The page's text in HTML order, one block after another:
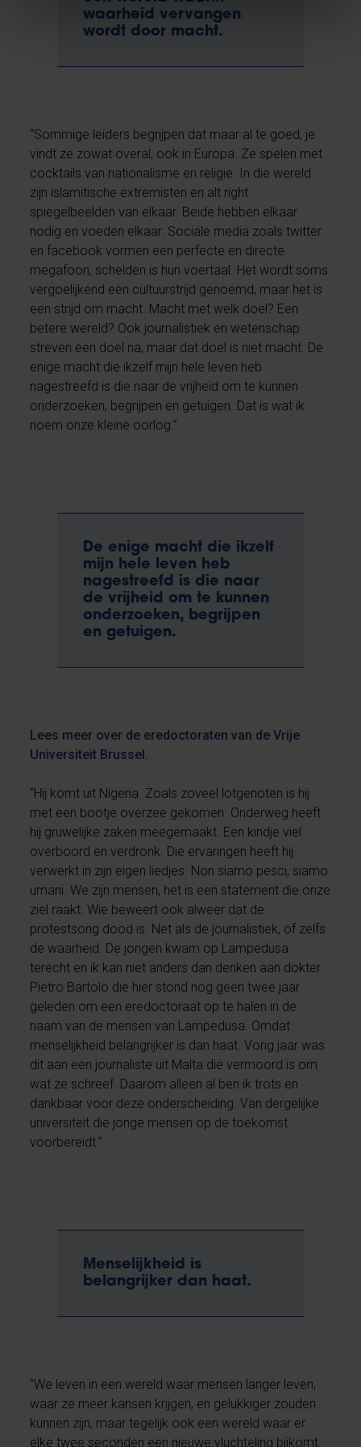
waarheid vervangen
wordt door macht.
“Sommige leiders begrijpen dat maar al te goed, je
vindt ze zowat overal, ook in Europa. Ze spelen met
cocktails van nationalisme en religie. In die wereld
zijn islamitische extremisten en alt right
spiegelbeelden van elkaar. Beide hebben elkaar
nodig en voeden elkaar. Sociale media zoals twitter
en facebook vormen een perfecte en directe
megafoon, schelden is hun voertaal. Het wordt soms
vergoelijkend een cultuurstrijd genoemd, maar het is
een strijd om macht. Macht met welk doel? Een
betere wereld? Ook journalistiek en wetenschap
streven een doel na, maar dat doel is niet macht. De
enige macht die ikzelf mijn hele leven heb
nagestreefd is die naar de vrijheid om te kunnen
onderzoeken, begrijpen en getuigen. Dat is wat ik
noem onze kleine oorlog.”
De enige macht die ikzelf
mijn hele leven heb
nagestreefd is die naar
de vrijheid om te kunnen
onderzoeken, begrijpen
en getuigen.
Lees meer over de eredoctoraten van de Vrije
Universiteit Brussel.
“Hij komt uit Nigeria. Zoals zoveel lotgenoten is hij
met een bootje overzee gekomen. Onderweg heeft
hij gruwelijke zaken meegemaakt. Een kindje viel
overboord en verdronk. Die ervaringen heeft hij
verwerkt in zijn eigen liedjes. Non siamo pesci, siamo
umani. We zijn mensen, het is een statement die onze
ziel raakt. Wie beweert ook alweer dat de
protestsong dood is. Net als de journalistiek, of zelfs
de waarheid. De jongen kwam op Lampedusa
terecht en ik kan niet anders dan denken aan dokter
Pietro Bartolo die hier stond nog geen twee jaar
geleden om een eredoctoraat op te halen in de
naam van de mensen van Lampedusa. Omdat
menselijkheid belangrijker is dan haat. Vorig jaar was
dit aan een journaliste uit Malta die vermoord is om
wat ze schreef. Daarom alleen al ben ik trots en
dankbaar voor deze onderscheiding. Van dergelijke
universiteit die jonge mensen op de toekomst
voorbereidt.”
Menselijkheid is
belangrijker dan haat.
“We leven in een wereld waar mensen langer leven,
waar ze meer kansen krijgen, en gelukkiger zouden
kunnen zijn, maar tegelijk ook een wereld waar er
elke twee seconden een nieuwe vluchteling bijkomt.